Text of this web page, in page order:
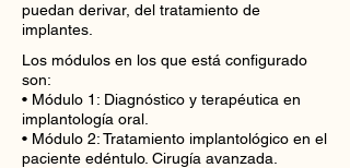
puedan derivar, del tratamiento de
implantes.
Los módulos en los que está configurado
son:
• Módulo 1: Diagnóstico y terapéutica en
implantología oral.
• Módulo 2: Tratamiento implantológico en el
paciente edéntulo. Cirugía avanzada.